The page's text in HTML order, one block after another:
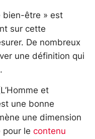
bien-être » est
sur cette
De nombreux
une définition qui
et
une bonne
une dimension
le contenu